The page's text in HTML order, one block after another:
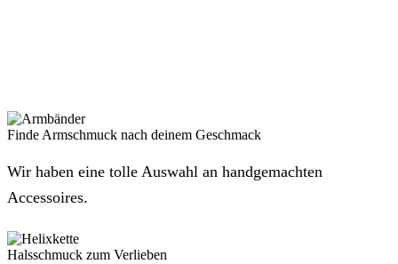
Finde Armschmuck nach deinem Geschmack
Wir haben eine tolle Auswahl an handgemachten
Accessoires.
Halsschmuck zum Verlieben